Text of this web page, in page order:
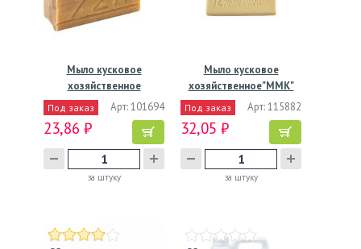
Мыло кусковое
хозяйственное
"Калужский…
Под заказ Арт: 101694
23,86 ₽
за штуку
Мыло кусковое
хозяйственное"ММК"
72%, 200 г…
Под заказ Арт: 115882
32,05 ₽
за штуку